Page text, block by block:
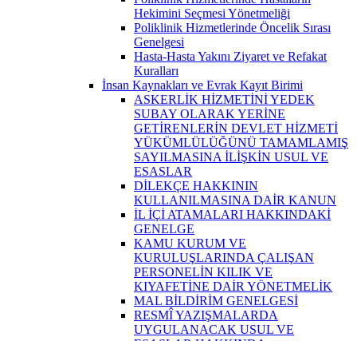
Hekimini Seçmesi Yönetmeliği
Poliklinik Hizmetlerinde Öncelik Sırası
Genelgesi
Hasta-Hasta Yakını Ziyaret ve Refakat
Kuralları
İnsan Kaynakları ve Evrak Kayıt Birimi
ASKERLİK HİZMETİNİ YEDEK
SUBAY OLARAK YERİNE
GETİRENLERİN DEVLET HİZMETİ
YÜKÜMLÜLÜĞÜNÜ TAMAMLAMIŞ
SAYILMASINA İLİŞKİN USUL VE
ESASLAR
DİLEKÇE HAKKININ
KULLANILMASINA DAİR KANUN
İL İÇİ ATAMALARI HAKKINDAKİ
GENELGE
KAMU KURUM VE
KURULUŞLARINDA ÇALIŞAN
PERSONELİN KILIK VE
KIYAFETİNE DAİR YÖNETMELİK
MAL BİLDİRİM GENELGESİ
RESMÎ YAZIŞMALARDA
UYGULANACAK USUL VE